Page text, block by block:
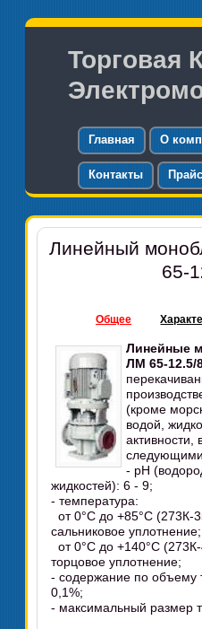
Торговая
Главная О
Контакты
Линейный
65-
Общее
Линейные
ЛМ 65-12.5/
(кроме
водой,
активности,
- pH
жидкостей): 6 - 9;
- температура:
от 0°C до +85°C (273К-
сальниковое уплотнение;
от 0°C до +140°C
торцовое уплотнение;
- содержание по объему
0,1%;
- максимальный размер